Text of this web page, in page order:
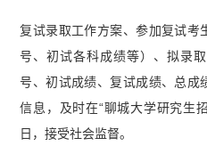
复试录取工作方案、参加复试考
号、初试各科成绩等）、拟录
号、初试成绩、复试成绩、总成
信息，及时在“聊城大学研究生
日，接受社会监督。